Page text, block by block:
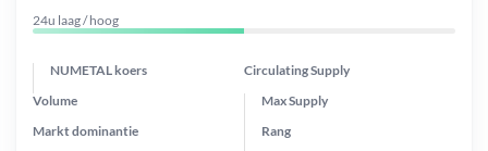
24u laag / hoog
NUMETAL koers Circulating Supply
Max Supply
Markt dominantie
Volume
Rang